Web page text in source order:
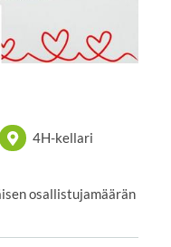
4H-kellari
osallistujamäärän